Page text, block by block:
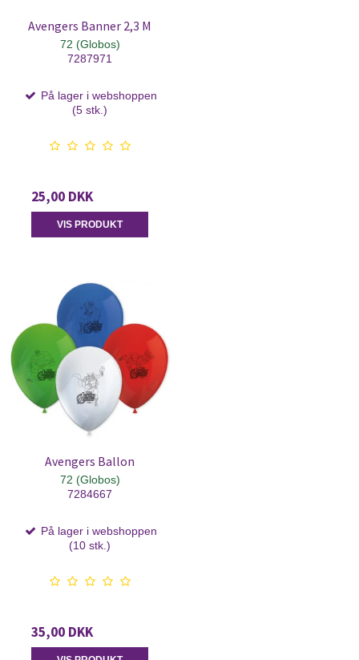
Avengers Banner 2,3 M
72 (Globos)
7287971
På lager i webshoppen
(5 stk.)
25,00 DKK
VIS PRODUKT
Avengers Ballon
72 (Globos)
7284667
På lager i webshoppen
(10 stk.)
35,00 DKK